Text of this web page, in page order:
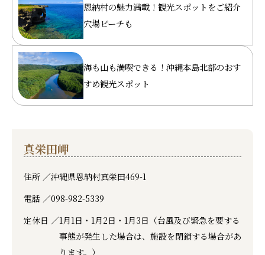
恩納村の魅力満載！観光スポットをご紹介
穴場ビーチも
海も山も満喫できる！沖縄本島北部のおす
すめ観光スポット
真栄田岬
住所 ／沖縄県恩納村真栄田469-1
電話 ／098-982-5339
定休日 ／1月1日・1月2日・1月3日（台風及び緊急を要する
事態が発生した場合は、施設を閉鎖する場合があ
ります。）